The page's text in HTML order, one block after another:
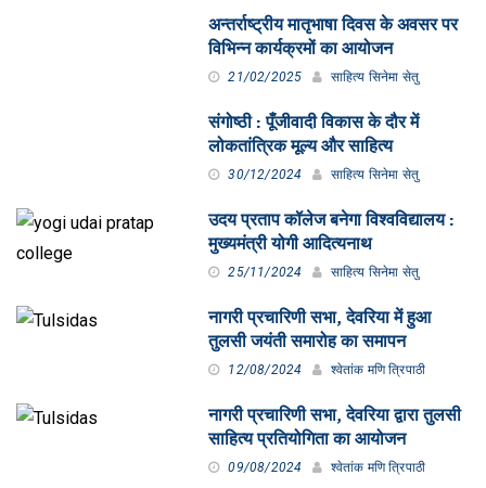
अन्तर्राष्ट्रीय मातृभाषा दिवस के अवसर पर
विभिन्न कार्यक्रमों का आयोजन
21/02/2025 साहित्य सिनेमा सेतु
संगोष्ठी : पूँजीवादी विकास के दौर में
लोकतांत्रिक मूल्य और साहित्य
30/12/2024 साहित्य सिनेमा सेतु
उदय प्रताप कॉलेज बनेगा विश्वविद्यालय :
मुख्यमंत्री योगी आदित्यनाथ
25/11/2024 साहित्य सिनेमा सेतु
नागरी प्रचारिणी सभा, देवरिया में हुआ
तुलसी जयंती समारोह का समापन
12/08/2024 श्वेतांक मणि त्रिपाठी
नागरी प्रचारिणी सभा, देवरिया द्वारा तुलसी
साहित्य प्रतियोगिता का आयोजन
09/08/2024 श्वेतांक मणि त्रिपाठी